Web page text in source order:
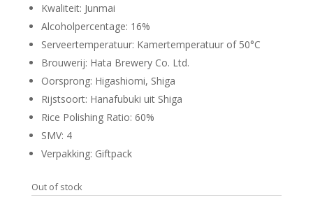
Kwaliteit: Junmai
Alcoholpercentage: 16%
Serveertemperatuur: Kamertemperatuur of 50°C
Brouwerij: Hata Brewery Co. Ltd.
Oorsprong: Higashiomi, Shiga
Rijstsoort: Hanafubuki uit Shiga
Rice Polishing Ratio: 60%
SMV: 4
Verpakking: Giftpack
Out of stock